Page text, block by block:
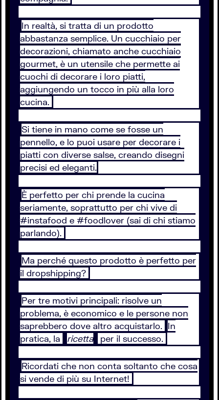
In realtà, si tratta di un prodotto
abbastanza semplice. Un cucchiaio per
decorazioni, chiamato anche cucchiaio
gourmet, è un utensile che permette ai
cuochi di decorare i loro piatti,
aggiungendo un tocco in più alla loro
cucina.
Si tiene in mano come se fosse un
pennello, e lo puoi usare per decorare i
piatti con diverse salse, creando disegni
precisi ed eleganti.
È perfetto per chi prende la cucina
seriamente, soprattutto per chi vive di
#instafood e #foodlover (sai di chi stiamo
parlando).
Ma perché questo prodotto è perfetto per
il dropshipping?
Per tre motivi principali: risolve un
problema, è economico e le persone non
saprebbero dove altro acquistarlo. In
pratica, la
ricetta per il successo.
Ricordati che non conta soltanto che cosa
si vende di più su Internet!